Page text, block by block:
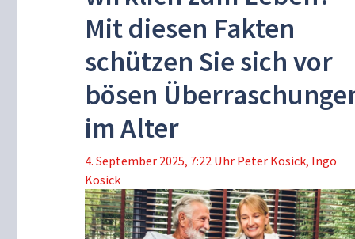
Mit diesen Fakten
schützen Sie sich vor
bösen
im Alter
4. September 2025, 7:22 Uhr Peter Kosick, Ingo
Kosick